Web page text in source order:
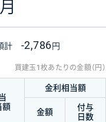
計 -2,786円
買建玉1枚あたりの金額（円）
額
金利相当額
金額
付与
日数